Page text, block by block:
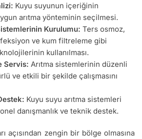
Kuyu suyunun içeriğinin
arıtma yönteminin seçilmesi.
Kurulumu: Ters osmoz,
ve kum filtreleme gibi
kullanılması.
Servis: Arıtma sistemlerinin düzenli
ve etkili bir şekilde çalışmasını
Kuyu suyu arıtma sistemleri
danışmanlık ve teknik destek.
açısından zengin bir bölge olmasına